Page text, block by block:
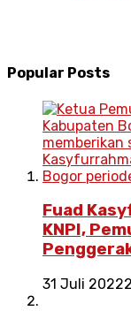
Popular Posts
Fuad
KNPI,
31 Juli 2022